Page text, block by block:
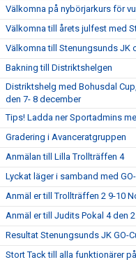
Välkomna på nybörjarkurs för
Välkomna till årets julfest med
Välkomna till Stenungsunds JK
Bakning till Distriktshelgen
Distriktshelg med Bohusdal
den 7- 8 december
Tips! Ladda ner Sportadmins
Gradering i Avanceratgruppen
Anmälan till Lilla Trollträffen 4
Lyckat läger i samband med
Anmäl er till Trollträffen 2 9-10
Anmäl er till Judits Pokal 4 den
Resultat Stenungsunds JK GO-
Stort Tack till alla funktionärer